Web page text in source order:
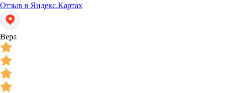
Отзыв в Яндекс.Картах
Вера